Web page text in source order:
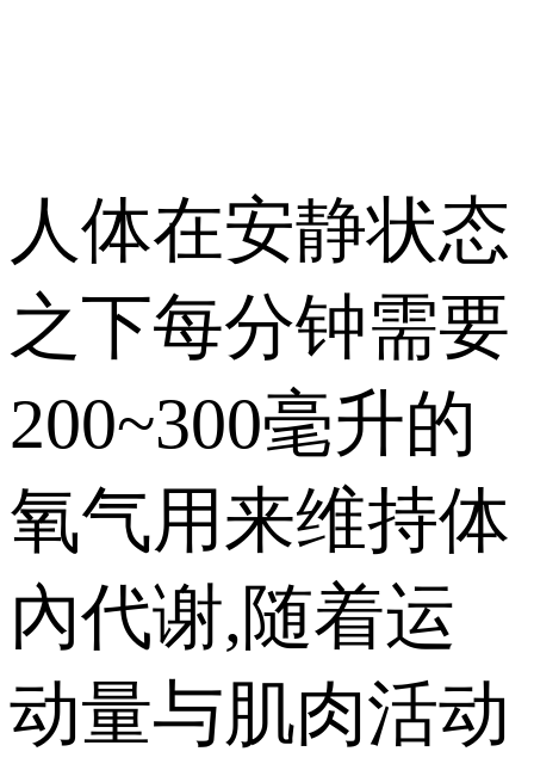
人体在安静状态
之下每分钟需要
200~300毫升的
氧气用来维持体
內代谢,随着运
动量与肌肉活动